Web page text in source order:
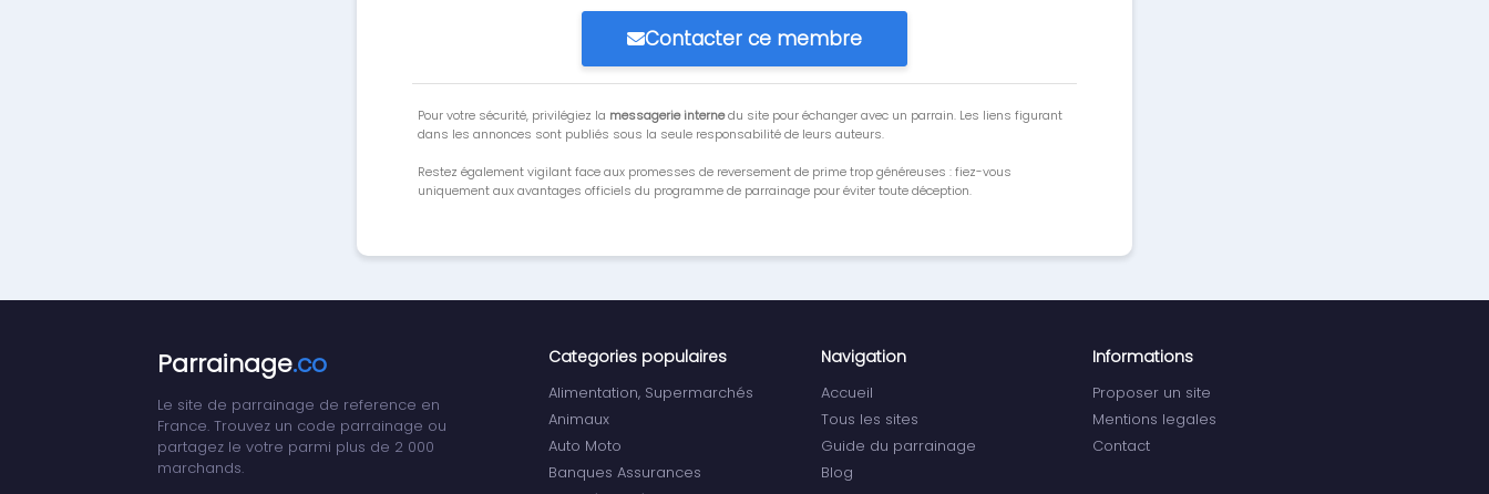
Contacter ce membre
Pour votre sécurité, privilégiez la messagerie internedu site pour échanger avec un parrain. Les liens figurant
dans les annonces sont publiés sous la seule responsabilité de leurs auteurs.
Restez également vigilant face aux promesses de reversement de prime trop généreuses : fiez-vous
uniquement aux avantages officiels du programme de parrainage pour éviter toute déception.
Parrainage.co
Le site de parrainage de reference en
France. Trouvez un code parrainage ou
partagez le votre parmi plus de 2 000
marchands.
Categories populaires
Alimentation, Supermarchés
Animaux
Auto Moto
Banques Assurances
Navigation
Accueil
Tous les sites
Guide du parrainage
Blog
Informations
Proposer un site
Mentions legales
Contact